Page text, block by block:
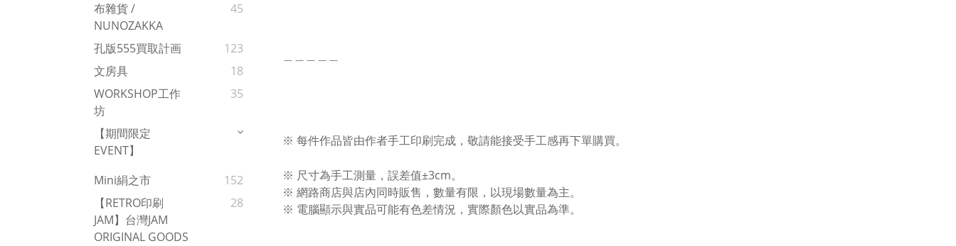
布雜貨 /
NUNOZAKKA
45
孔版555買取計画
123
文房具
18
WORKSHOP工作
坊
35
【期間限定
EVENT】
Mini絹之市
152
【RETRO印刷
JAM】台灣JAM
ORIGINAL GOODS
28
※ 每件作品皆由作者手工印刷完成，敬請能接受手工感再下單購買。
※ 尺寸為手工測量，誤差值±3cm。
※ 網路商店與店內同時販售，數量有限，以現場數量為主。
※ 電腦顯示與實品可能有色差情況，實際顏色以實品為準。